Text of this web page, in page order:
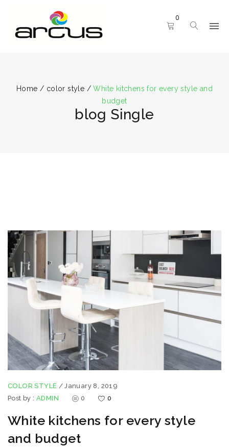
0
Home / color style / White kitchens for every style and
budget
blog Single
COLOR STYLE / January 8, 2019
Post by :ADMIN 0 0
White kitchens for every style
and budget